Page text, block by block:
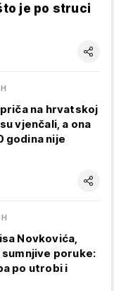
je po struci
na hrvatskoj
vjenčali, a ona
godina nije
Novkovića,
poruke:
po utrobi i